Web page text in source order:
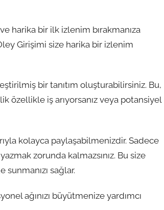
harika bir ilk izlenim bırakmanıza
Girişimi size harika bir izlenim
bir tanıtım oluşturabilirsiniz. Bu,
özellikle iş arıyorsanız veya potansiyel
kolayca paylaşabilmenizdir. Sadece
zorunda kalmazsınız. Bu size
sağlar.
ağınızı büyütmenize yardımcı